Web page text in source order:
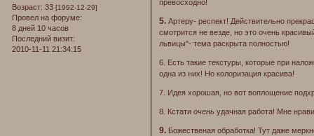
Возраст: 33 [1992-12-29]
Провел на форуме:
8 дней 10 часов
Последний визит:
2010-11-11 21:34:15
превосходно!
5. Артеру- респект! Действительно
смотрится не везде, но это очень
львицы"- тема раскрыта полностью!
6. Есть такие текстуры, которые при
одна из них! Но колоризация красива!
7. Идея хорошая, но вот воплощение
8. Кстати очень удачная работа! Мне
9. Божественая обработка! Тут даже